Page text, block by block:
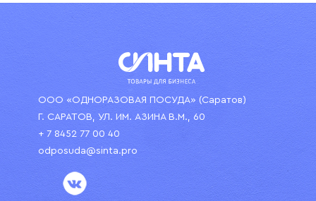
ООО «ОДНОРАЗОВАЯ ПОСУДА» (Саратов)
Г. САРАТОВ, УЛ. ИМ. АЗИНА В.М., 60
+ 7 8452 77 00 40
odposuda@sinta.pro